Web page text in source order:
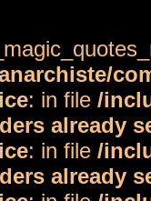
: in file /
already
: in file /
already